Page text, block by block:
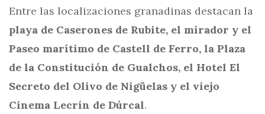
Entre las localizaciones granadinas destacan la
playa de Caserones de Rubite, el mirador y el
Paseo marítimo de Castell de Ferro, la Plaza
de la Constitución de Gualchos, el Hotel El
Secreto del Olivo de Nigüelas y el viejo
Cinema Lecrín de Dúrcal.